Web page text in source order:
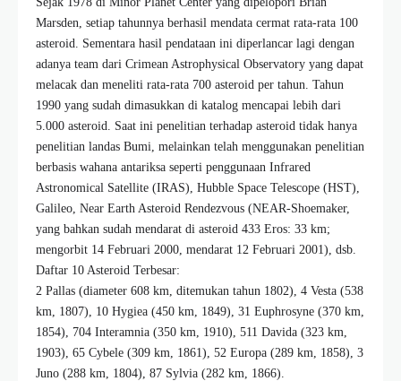
Marsden, setiap tahunnya berhasil mendata cermat rata-rata 100
asteroid. Sementara hasil pendataan ini diperlancar lagi dengan
adanya team dari Crimean Astrophysical Observatory yang dapat
melacak dan meneliti rata-rata 700 asteroid per tahun. Tahun
1990 yang sudah dimasukkan di katalog mencapai lebih dari
5.000 asteroid. Saat ini penelitian terhadap asteroid tidak hanya
penelitian landas Bumi, melainkan telah menggunakan penelitian
berbasis wahana antariksa seperti penggunaan Infrared
Astronomical Satellite (IRAS), Hubble Space Telescope (HST),
Galileo, Near Earth Asteroid Rendezvous (NEAR-Shoemaker,
yang bahkan sudah mendarat di asteroid 433 Eros: 33 km;
mengorbit 14 Februari 2000, mendarat 12 Februari 2001), dsb.
Daftar 10 Asteroid Terbesar:
2 Pallas (diameter 608 km, ditemukan tahun 1802), 4 Vesta (538
km, 1807), 10 Hygiea (450 km, 1849), 31 Euphrosyne (370 km,
1854), 704 Interamnia (350 km, 1910), 511 Davida (323 km,
1903), 65 Cybele (309 km, 1861), 52 Europa (289 km, 1858), 3
Juno (288 km, 1804), 87 Sylvia (282 km, 1866).